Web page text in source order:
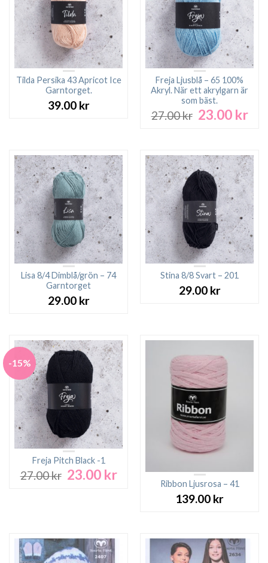
Tilda Persika 43 Apricot Ice
Garntorget.
39.00 kr
Freja Ljusblå – 65 100%
Akryl. När ett akrylgarn är
som bäst.
27.00kr Det
27.00 kr.
23.00 krDet
Lisa 8/4 Dimblå/grön – 74
Garntorget
29.00 kr
Stina 8/8 Svart – 201
29.00 kr
-15%
Freja Pitch Black -1
27.00kr Det
23.00 krDet
nuvarandeRibbon Ljusrosa – 41
139.00 kr